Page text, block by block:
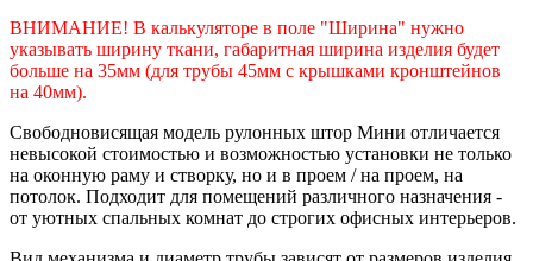
ВНИМАНИЕ! В калькуляторе в поле "Ширина" нужно
указывать ширину ткани, габаритная ширина изделия будет
больше на 35мм (для трубы 45мм с крышками кронштейнов
на 40мм).
Свободновисящая модель рулонных штор Мини отличается
невысокой стоимостью и возможностью установки не только
на оконную раму и створку, но и в проем / на проем, на
потолок. Подходит для помещений различного назначения -
от уютных спальных комнат до строгих офисных интерьеров.